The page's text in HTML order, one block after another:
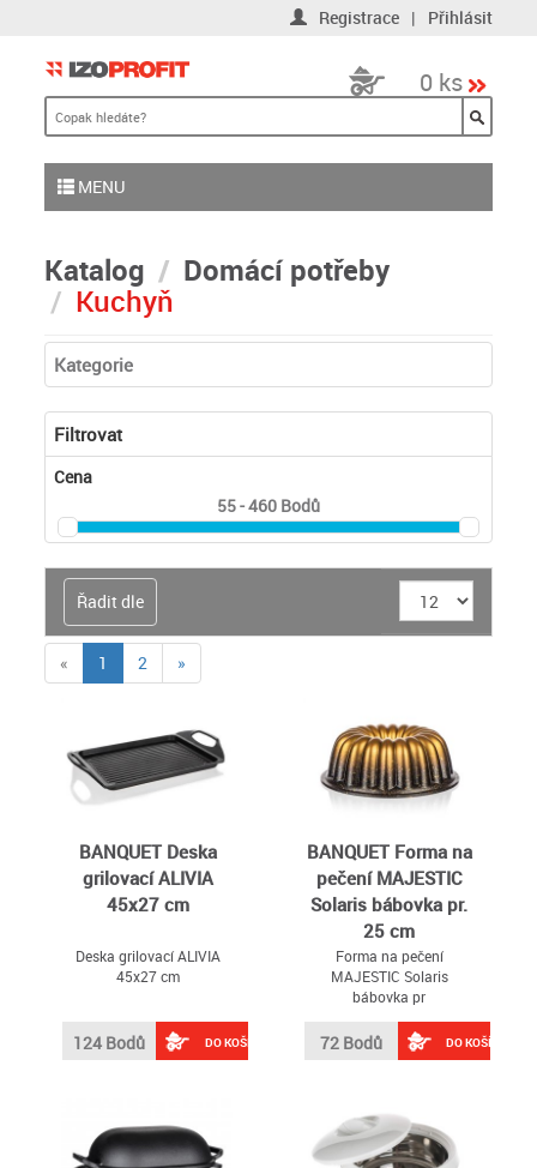
Registrace | Přihlásit
0 ks
MENU
Katalog
Domácí potřeby
Kuchyň
Kategorie
Filtrovat
Cena
55 - 460 Bodů
Řadit dle
« 1 (current)
2 »
BANQUET Deska
grilovací ALIVIA
45x27 cm
Deska grilovací ALIVIA
45x27 cm
124 Bodů DO KOŠÍKU
BANQUET Forma na
pečení MAJESTIC
Solaris bábovka pr.
25 cm
Forma na pečení
MAJESTIC Solaris
bábovka pr
72 Bodů DO KOŠÍKU